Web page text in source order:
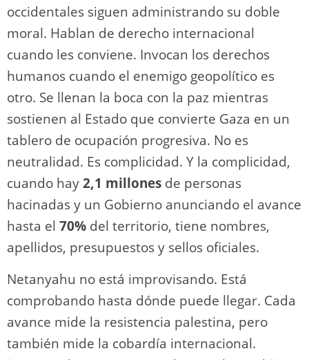
occidentales siguen administrando su doble
moral. Hablan de derecho internacional
cuando les conviene. Invocan los derechos
humanos cuando el enemigo geopolítico es
otro. Se llenan la boca con la paz mientras
sostienen al Estado que convierte Gaza en un
tablero de ocupación progresiva. No es
neutralidad. Es complicidad. Y la complicidad,
cuando hay2,1 millones de personas
hacinadas y un Gobierno anunciando el avance
hasta el 70% del territorio, tiene nombres,
apellidos, presupuestos y sellos oficiales.
Netanyahu no está improvisando. Está
comprobando hasta dónde puede llegar. Cada
avance mide la resistencia palestina, pero
también mide la cobardía internacional.